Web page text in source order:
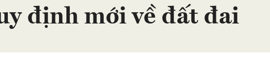
định mới về đất đai